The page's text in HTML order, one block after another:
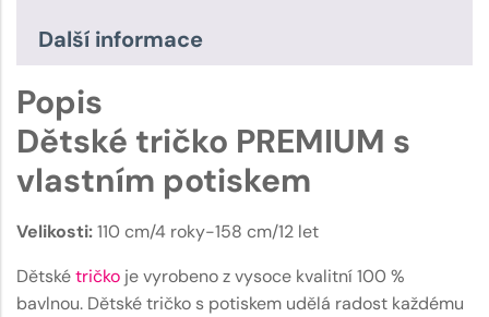
Další informace
Popis
Dětské tričko PREMIUM s
vlastním potiskem
Velikosti:110 cm/4 roky-158 cm/12 let
Dětskétričko je vyrobeno z vysoce kvalitní 100 %
bavlnou. Dětské tričko s potiskem udělá radost každému